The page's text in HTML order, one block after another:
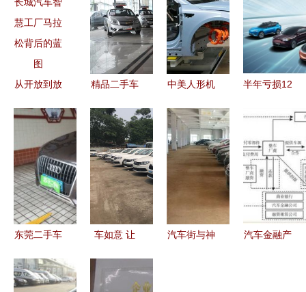
从开放到放
城汽车智慧
工厂马拉松
背后的蓝图
精品二手车
大开业 一
站式购车新
体验开启汽
车消费新篇
章
中美人形机
车工厂 硬
氪视角下的
智能化未来
变局
半年亏损12
的喧嚣与遮
东莞二手车
析 交易、
车如意 让
都称心如意
汽车街与神
汽车金融产